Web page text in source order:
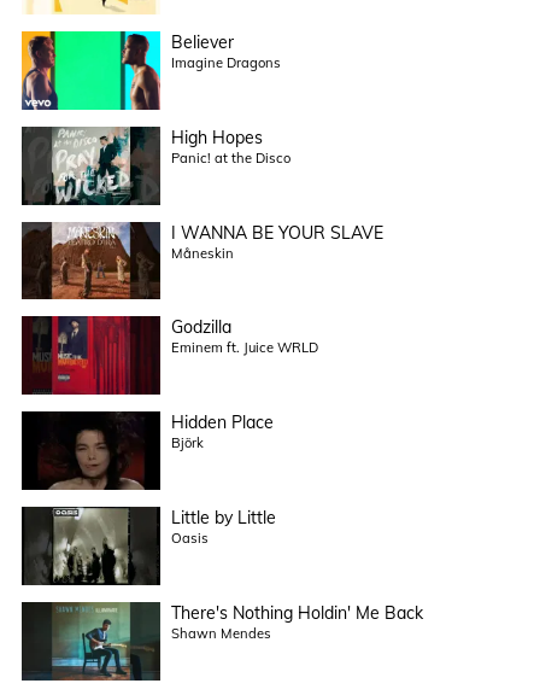
Believer
Imagine Dragons
High Hopes
Panic! at the Disco
I WANNA BE YOUR SLAVE
Måneskin
Godzilla
Eminem ft. Juice WRLD
Hidden Place
Björk
Little by Little
Oasis
There's Nothing Holdin' Me Back
Shawn Mendes